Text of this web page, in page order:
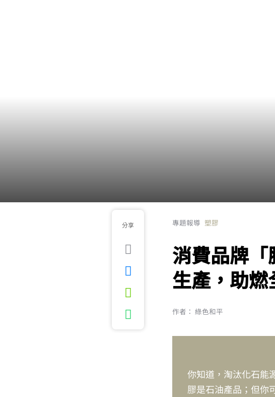
分享 專題報導 塑膠
消費品牌
生產，助
作者： 綠色和平
你知道，淘汰化石能
膠是石油產品；但你